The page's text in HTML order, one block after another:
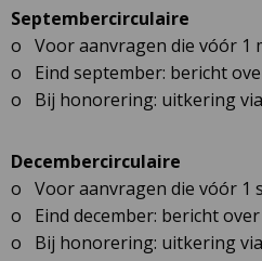
Septembercirculaire
o Voor aanvragen die vóór 1
o Eind september: bericht
o Bij honorering: uitkering via
Decembercirculaire
o Voor aanvragen die vóór 1
o Eind december: bericht
o Bij honorering: uitkering via